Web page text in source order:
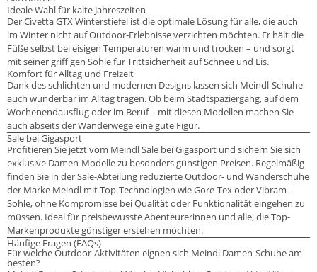
Ideale Wahl für kalte Jahreszeiten
Der Civetta GTX Winterstiefel ist die optimale Lösung für alle, die auch
im Winter nicht auf Outdoor-Erlebnisse verzichten möchten. Er hält die
Füße selbst bei eisigen Temperaturen warm und trocken – und sorgt
mit seiner griffigen Sohle für Trittsicherheit auf Schnee und Eis.
Komfort für Alltag und Freizeit
Dank des schlichten und modernen Designs lassen sich Meindl-Schuhe
auch wunderbar im Alltag tragen. Ob beim Stadtspaziergang, auf dem
Wochenendausflug oder im Beruf – mit diesen Modellen machen Sie
auch abseits der Wanderwege eine gute Figur.
Sale bei Gigasport
Profitieren Sie jetzt vom Meindl Sale bei Gigasport und sichern Sie sich
exklusive Damen-Modelle zu besonders günstigen Preisen. Regelmäßig
finden Sie in der Sale-Abteilung reduzierte Outdoor- und Wanderschuhe
der Marke Meindl mit Top-Technologien wie Gore-Tex oder Vibram-
Sohle, ohne Kompromisse bei Qualität oder Funktionalität eingehen zu
müssen. Ideal für preisbewusste Abenteurerinnen und alle, die Top-
Markenprodukte günstiger erstehen möchten.
Häufige Fragen (FAQs)
Für welche Outdoor-Aktivitäten eignen sich Meindl Damen-Schuhe am
besten?